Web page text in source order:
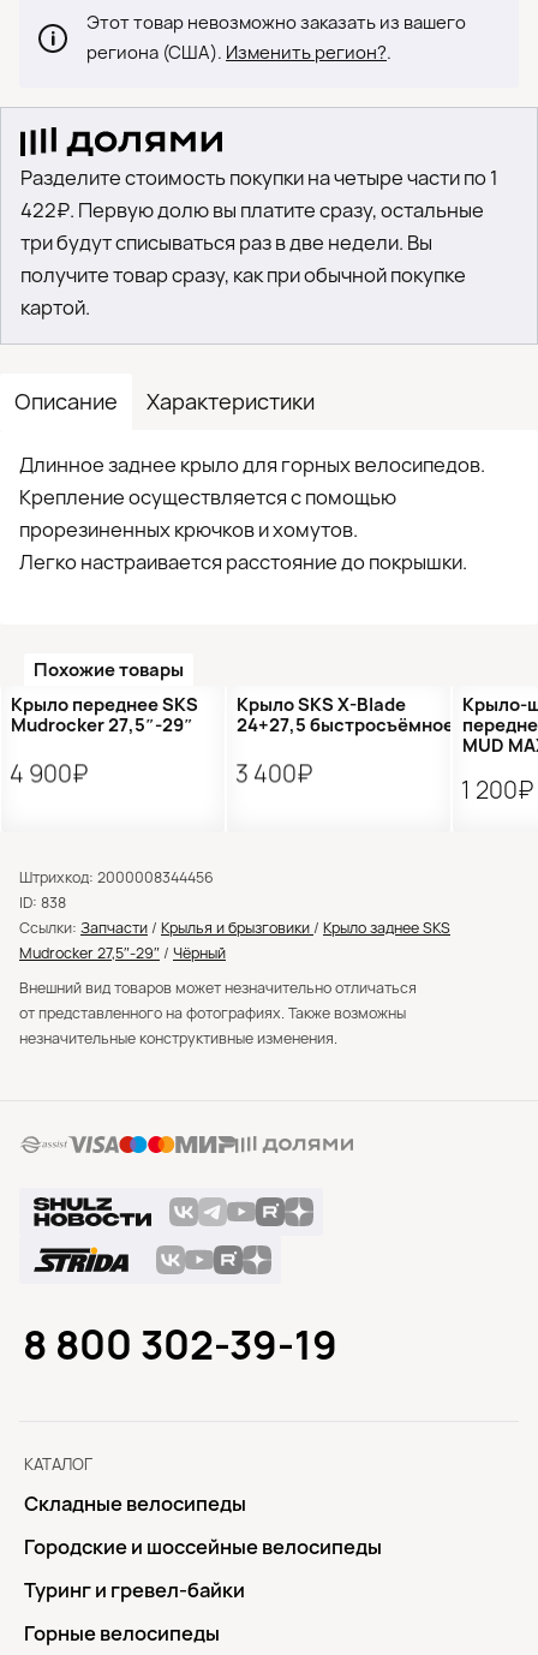
Описание Характеристики
Длинное заднее крыло для горных велосипедов.
Крепление осуществляется с помощью
прорезиненных крючков и хомутов.
Легко настраивается расстояние до покрышки.
Похожие товары
Крыло переднее SKS
Mudrocker 27,5″-29″
4 900₽
Крыло SKS X-Blade
24+27,5 быстросъёмное
3 400₽
Крыло-
MUD
1 200₽
Этот товар невозможно заказать из вашего
региона (США). Изменить регион?.
Разделите стоимость покупки на четыре части по 1
422₽. Первую долю вы платите сразу, остальные
три будут списываться раз в две недели. Вы
получите товар сразу, как при обычной покупке
картой.
Штрихкод: 2000008344456
ID: 838
Ссылки: Запчасти / Крылья и брызговики / Крыло заднее SKS
Mudrocker 27,5″-29″ / Чёрный
Внешний вид товаров может незначительно отличаться
от представленного на фотографиях. Также возможны
незначительные конструктивные изменения.
КАТАЛОГ
Складные велосипеды
Городские и шоссейные велосипеды
Туринг и гревел-байки
Горные велосипеды
8 800 302-39-19